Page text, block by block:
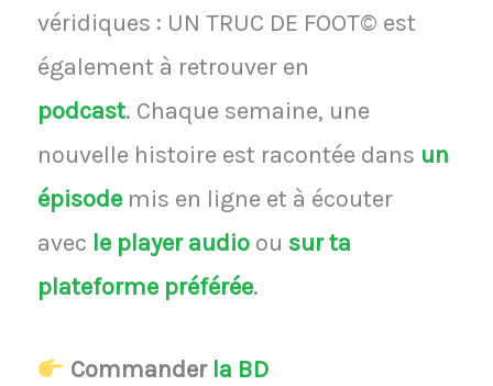
véridiques : UN TRUC DE FOOT© est
également à retrouver en
podcast. Chaque semaine, une
nouvelle histoire est racontée dans un
épisodemis en ligne et à écouter
avec le player audio ou sur ta
plateforme préférée.
Commander la BD